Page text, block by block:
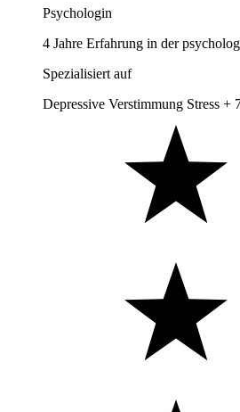
Psychologin
4 Jahre Erfahrung in der
Spezialisiert auf
Depressive Verstimmung Stress +